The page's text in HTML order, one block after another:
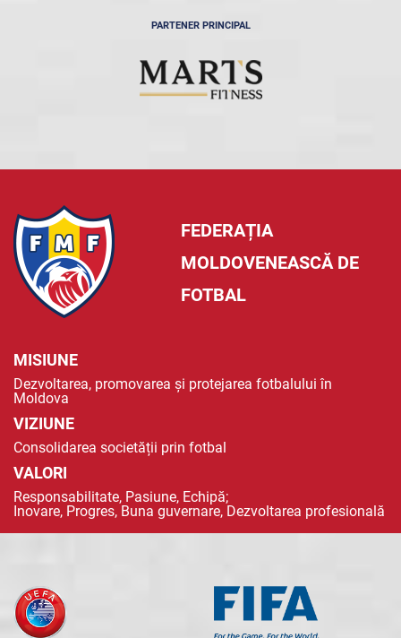
PARTENER PRINCIPAL
FEDERAȚIA
MOLDOVENEASCĂ DE
FOTBAL
MISIUNE
Dezvoltarea, promovarea și protejarea fotbalului în
Moldova
VIZIUNE
Consolidarea societății prin fotbal
VALORI
Responsabilitate, Pasiune, Echipă;
Inovare, Progres, Buna guvernare, Dezvoltarea profesională